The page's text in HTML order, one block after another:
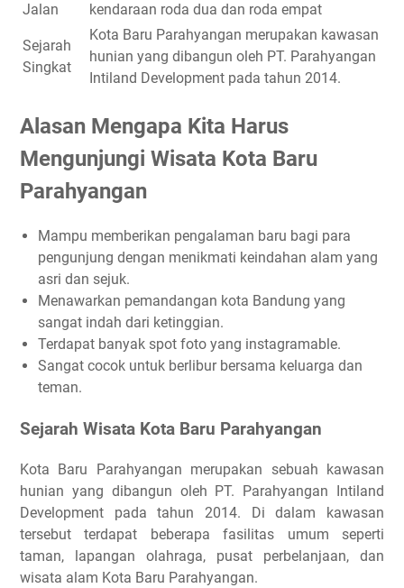
Jalan
kendaraan roda dua dan roda empat
Sejarah
Singkat
Kota Baru Parahyangan merupakan kawasan
hunian yang dibangun oleh PT. Parahyangan
Intiland Development pada tahun 2014.
Alasan Mengapa Kita Harus
Mengunjungi Wisata Kota Baru
Parahyangan
Mampu memberikan pengalaman baru bagi para
pengunjung dengan menikmati keindahan alam yang
asri dan sejuk.
Menawarkan pemandangan kota Bandung yang
sangat indah dari ketinggian.
Terdapat banyak spot foto yang instagramable.
Sangat cocok untuk berlibur bersama keluarga dan
teman.
Sejarah Wisata Kota Baru Parahyangan
Kota Baru Parahyangan merupakan sebuah kawasan
hunian yang dibangun oleh PT. Parahyangan Intiland
Development pada tahun 2014. Di dalam kawasan
tersebut terdapat beberapa fasilitas umum seperti
taman, lapangan olahraga, pusat perbelanjaan, dan
wisata alam Kota Baru Parahyangan.